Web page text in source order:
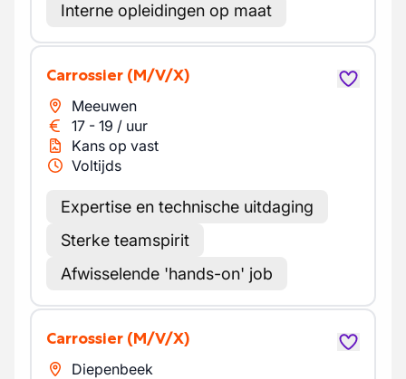
Interne opleidingen op maat
Carrossier (M/V/X)
Meeuwen
17 - 19 / uur
Kans op vast
Voltijds
Expertise en technische uitdaging
Sterke teamspirit
Afwisselende 'hands-on' job
carrossier (M/V/X)
Diepenbeek